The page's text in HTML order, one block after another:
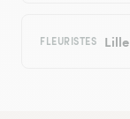
FLEURISTES Lille